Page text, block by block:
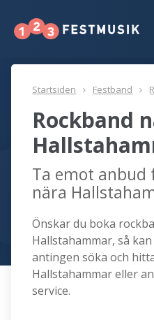
Startsiden Festband
Rockband
Ta emot anbud
nära
Önskar du boka
Hallstahammar, så
antingen söka och
Hallstahammar eller
service.